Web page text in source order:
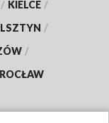
/ KIELCE /
/
/